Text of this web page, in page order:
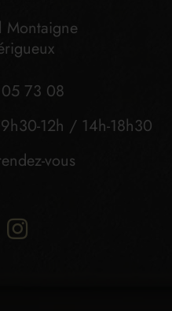
73 08
12h / 14h-18h30
vous